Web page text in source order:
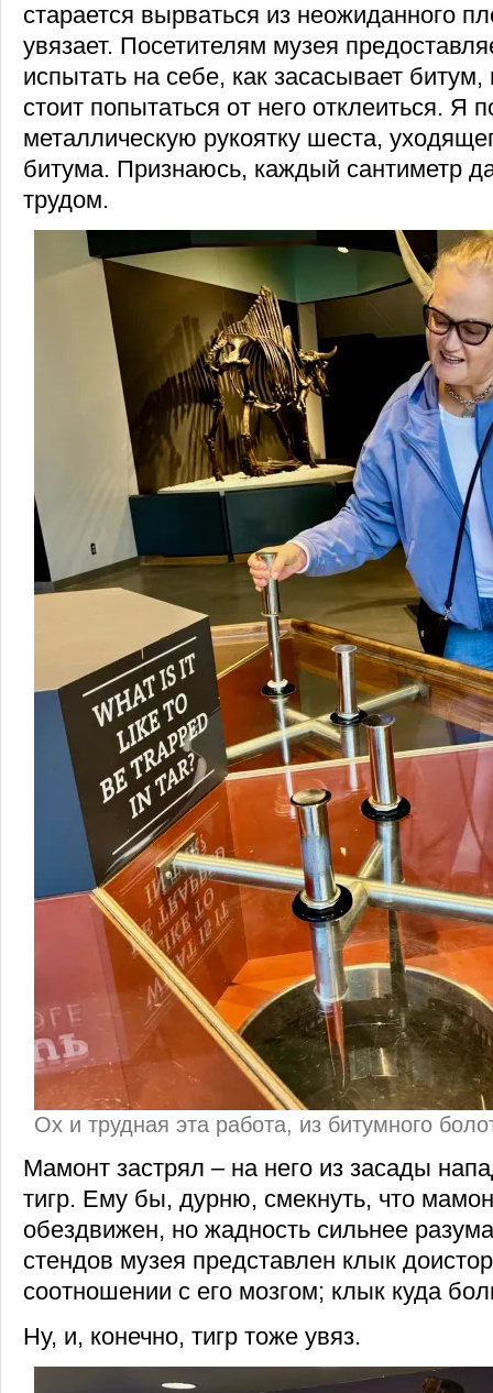
старается вырваться из неожиданного
увязает. Посетителям музея
испытать на себе, как засасывает битум,
стоит попытаться от него отклеиться. Я
металлическую рукоятку шеста,
битума. Признаюсь, каждый сантиметр
трудом.
Ох и трудная эта работа, из битумного
Мамонт застрял – на него из засады
тигр. Ему бы, дурню, смекнуть, что
обездвижен, но жадность сильнее
стендов музея представлен клык
соотношении с его мозгом; клык куда
Ну, и, конечно, тигр тоже увяз.